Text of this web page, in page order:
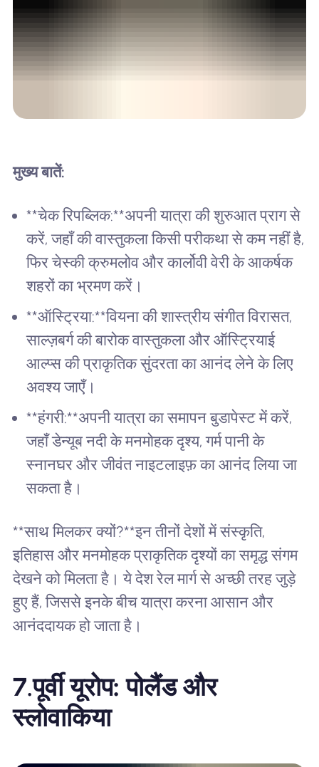
मुख्य बातें:
**चेक रिपब्लिक:**अपनी यात्रा की शुरुआत प्राग से
करें, जहाँ की वास्तुकला किसी परीकथा से कम नहीं है,
फिर चेस्की क्रुमलोव और कार्लोवी वेरी के आकर्षक
शहरों का भ्रमण करें।
**ऑस्ट्रिया:**वियना की शास्त्रीय संगीत विरासत,
साल्ज़बर्ग की बारोक वास्तुकला और ऑस्ट्रियाई
आल्प्स की प्राकृतिक सुंदरता का आनंद लेने के लिए
अवश्य जाएँ।
**हंगरी:**अपनी यात्रा का समापन बुडापेस्ट में करें,
जहाँ डेन्यूब नदी के मनमोहक दृश्य, गर्म पानी के
स्नानघर और जीवंत नाइटलाइफ़ का आनंद लिया जा
सकता है।
**साथ मिलकर क्यों?**इन तीनों देशों में संस्कृति,
इतिहास और मनमोहक प्राकृतिक दृश्यों का समृद्ध संगम
देखने को मिलता है। ये देश रेल मार्ग से अच्छी तरह जुड़े
हुए हैं, जिससे इनके बीच यात्रा करना आसान और
आनंददायक हो जाता है।
7.पूर्वी यूरोप: पोलैंड और
स्लोवाकिया